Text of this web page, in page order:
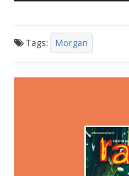
Tags: Morgan